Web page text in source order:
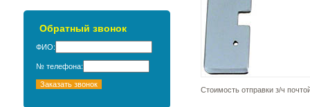
Обратный звонок
ФИО:
№ телефона:
Стоимость отправки з/ч